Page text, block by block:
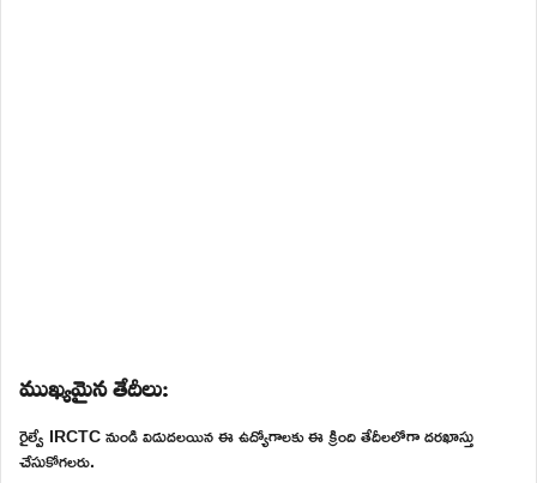
ముఖ్యమైన తేదీలు:
రైల్వే IRCTC నుండి విడుదలయిన ఈ ఉద్యోగాలకు ఈ క్రింది తేదీలలోగా దరఖాస్తు
చేసుకోగలరు.